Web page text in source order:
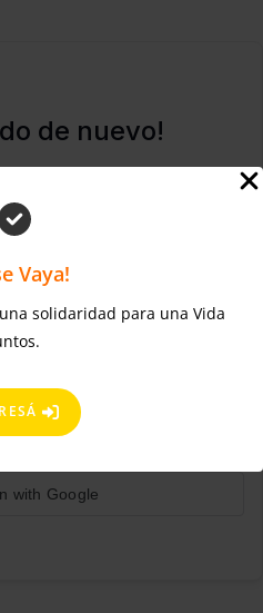
Vaya!
solidaridad para una Vida
de nuevo!
¿Olvidaste la contraseña?
Regístrate ahora
with Google